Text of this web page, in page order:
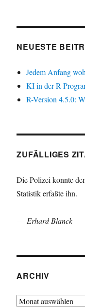
NEUESTE
Jedem Anfang
KI in der R-
R-Version 4.5.0:
ZUFÄLLIGES
Die Polizei konnte
Statistik erfaßte ihn.
—Erhard Blanck
ARCHIV
Archiv